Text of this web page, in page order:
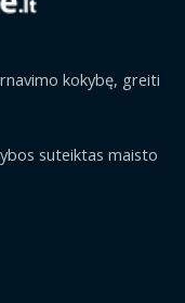
kokybę, greiti
suteiktas maisto